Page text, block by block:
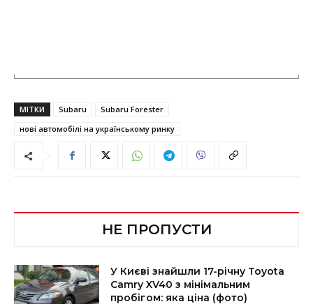
МІТКИ Subaru
Subaru Forester
нові автомобілі на українському ринку
НЕ ПРОПУСТИ
У Києві знайшли 17-річну Toyota
Camry XV40 з мінімальним
пробігом: яка ціна (фото)